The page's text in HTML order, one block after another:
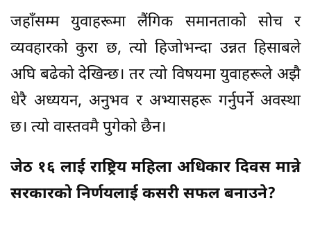
जहाँसम्म युवाहरूमा लैंगिक समानताको सोच र
व्यवहारको कुरा छ, त्यो हिजोभन्दा उन्नत हिसाबले
अघि बढेको देखिन्छ। तर त्यो विषयमा युवाहरूले अझै
धेरै अध्ययन, अनुभव र अभ्यासहरू गर्नुपर्ने अवस्था
छ। त्यो वास्तवमै पुगेको छैन।
जेठ १६ लाई राष्ट्रिय महिला अधिकार दिवस मान्ने
सरकारको निर्णयलाई कसरी सफल बनाउने?